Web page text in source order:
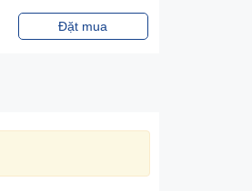
Đặt mua